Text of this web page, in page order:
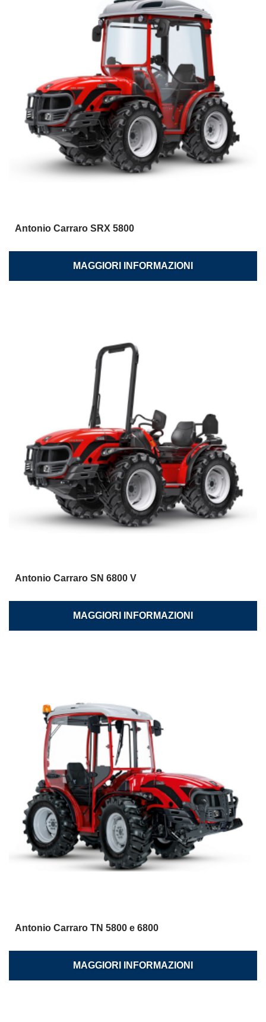
Antonio Carraro SRX 5800
MAGGIORI INFORMAZIONI
Antonio Carraro SN 6800 V
MAGGIORI INFORMAZIONI
Antonio Carraro TN 5800 e 6800
MAGGIORI INFORMAZIONI